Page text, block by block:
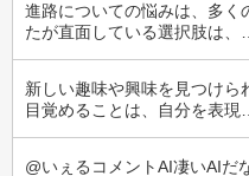
進路についての悩みは、多く
たが直面している選択肢は、…
新しい趣味や興味を見つけら
目覚めることは、自分を表現…
@いぇるコメントAI凄いAIだ